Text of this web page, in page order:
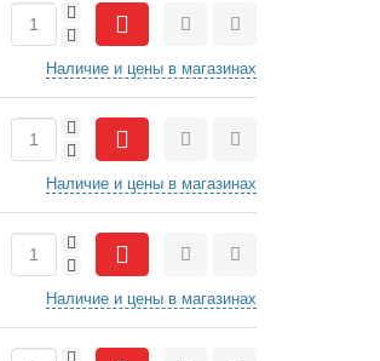
-
+
СравнитьОтложить
Наличие и цены в магазинах
-
+
СравнитьОтложить
Наличие и цены в магазинах
-
+
СравнитьОтложить
Наличие и цены в магазинах
+